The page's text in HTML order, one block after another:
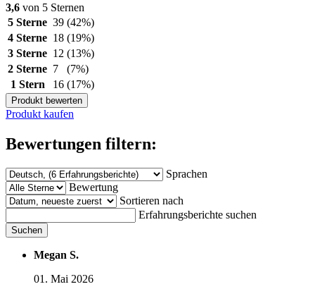
3,6 von 5 Sternen
5 Sterne 39 (42%)
4 Sterne 18 (19%)
3 Sterne 12 (13%)
2 Sterne 7
(7%)
1 Stern
16 (17%)
Produkt bewerten
Produkt kaufen
Bewertungen filtern:
Sprachen
Bewertung
Sortieren nach
Erfahrungsberichte suchen
Suchen
Megan S.
01. Mai 2026